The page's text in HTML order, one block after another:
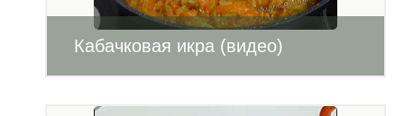
Кабачковая икра (видео)